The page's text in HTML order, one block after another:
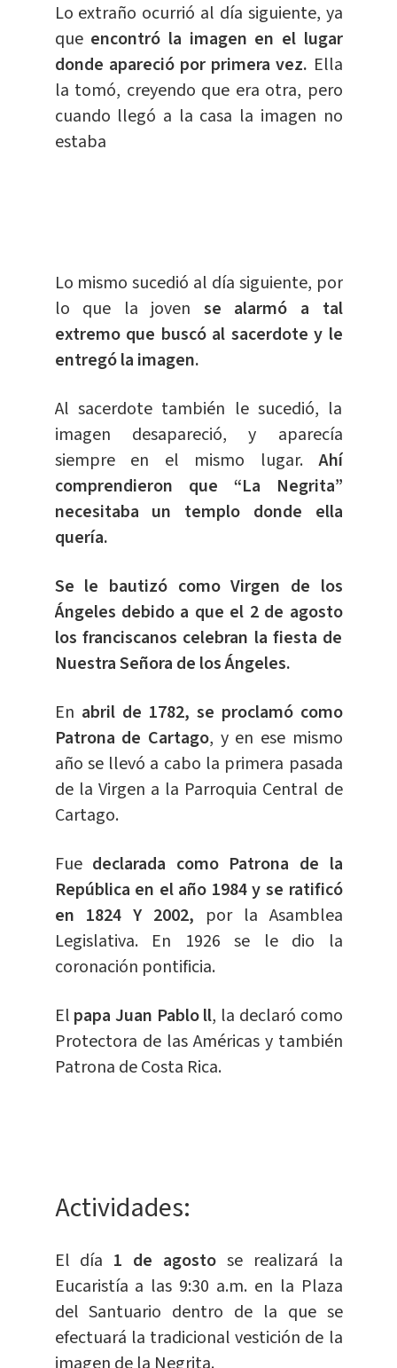
Lo extraño ocurrió al día siguiente, ya
que encontró la imagen en el lugar
donde apareció por primera vez. Ella
la tomó, creyendo que era otra, pero
cuando llegó a la casa la imagen no
estaba
Lo mismo sucedió al día siguiente, por
lo que la joven se alarmó a tal
extremo que buscó al sacerdote y le
entregó la imagen.
Al sacerdote también le sucedió, la
imagen desapareció, y aparecía
siempre en el mismo lugar.Ahí
comprendieron que “La Negrita”
necesitaba un templo donde ella
quería.
Se le bautizó como Virgen de los
Ángeles debido a que el 2 de agosto
los franciscanos celebran la fiesta de
Nuestra Señora de los Ángeles.
En abril de 1782, se proclamó como
Patrona de Cartago, y en ese mismo
año se llevó a cabo la primera pasada
de la Virgen a la Parroquia Central de
Cartago.
Fue declarada como Patrona de la
República en el año 1984 y se ratificó
en 1824 Y 2002, por la Asamblea
Legislativa. En 1926 se le dio la
coronación pontificia.
El papa Juan Pablo ll, la declaró como
Protectora de las Américas y también
Patrona de Costa Rica.
Actividades:
El día 1 de agostose realizará la
Eucaristía a las 9:30 a.m. en la Plaza
del Santuario dentro de la que se
efectuará la tradicional vestición de la